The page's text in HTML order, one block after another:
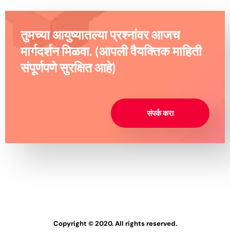
तुमच्या आयुष्यातल्या प्रश्नांवर आजच
मार्गदर्शन मिळवा. (आपली वैयक्तिक माहिती
संपूर्णपणे सुरक्षित आहे)
संपर्क करा
Copyright © 2020. All rights reserved.